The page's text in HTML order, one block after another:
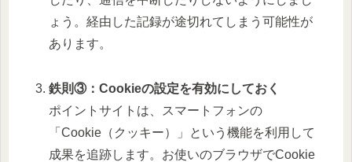
ょう。経由した記録が途切れてしまう可能性が
あります。
鉄則③：Cookieの設定を有効にしておく
ポイントサイトは、スマートフォンの
「Cookie（クッキー）」という機能を利用して
成果を追跡します。お使いのブラウザでCookie